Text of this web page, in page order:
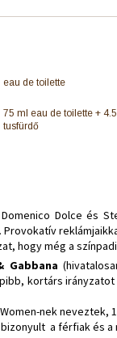
eau de toilette
75 ml eau de toilette +
tusfürdő
Dolce és
hogy még a
Gabbana
kortárs
nek neveztek,
a férfiak és